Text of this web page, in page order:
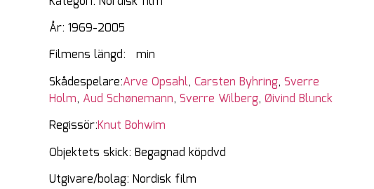
År: 1969-2005
Filmens längd: min
Skådespelare:Arve Opsahl, Carsten Byhring, Sverre
Holm, Aud Schønemann, Sverre Wilberg, Øivind Blunck
Regissör:Knut Bohwim
Objektets skick: Begagnad köpdvd
Utgivare/bolag: Nordisk film